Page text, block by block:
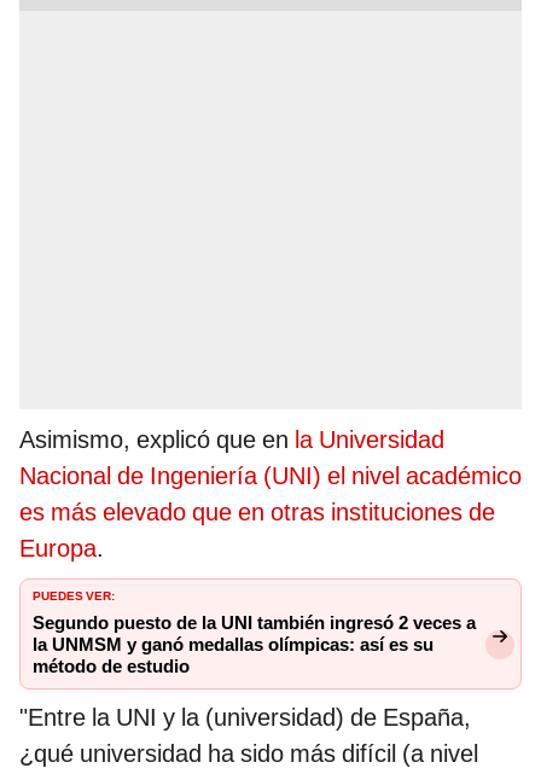
Asimismo, explicó que en la Universidad
Nacional de Ingeniería (UNI) el nivel académico
es más elevado que en otras instituciones de
Europa.
PUEDES VER:
Segundo puesto de la UNI también ingresó 2 veces a
la UNMSM y ganó medallas olímpicas: así es su
método de estudio
"Entre la UNI y la (universidad) de España,
¿qué universidad ha sido más difícil (a nivel